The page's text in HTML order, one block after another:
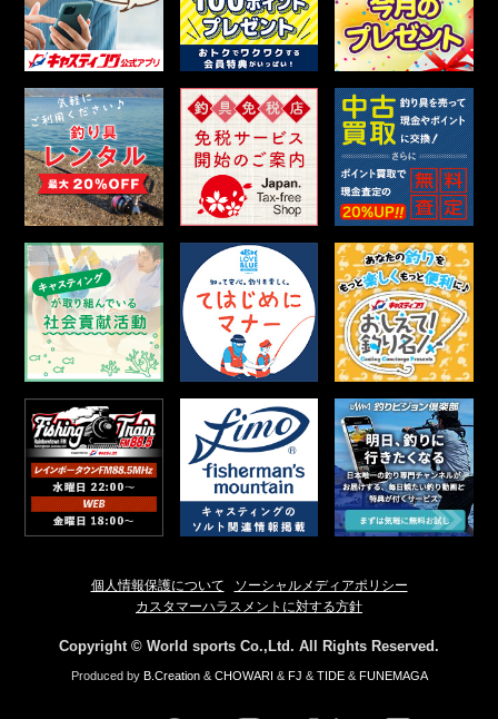
個人情報保護について
ソーシャルメディアポリシー
カスタマーハラスメントに対する方針
Copyright © World sports Co.,Ltd. All Rights Reserved.
Produced by B.Creation& CHOWARI & FJ & TIDE& FUNEMAGA